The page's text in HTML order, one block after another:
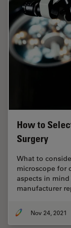
How to
Surgery
What to
microscope for
aspects in
manufacturer
Nov 24, 2021